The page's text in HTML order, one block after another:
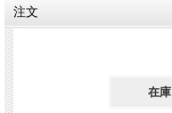
注文
在庫